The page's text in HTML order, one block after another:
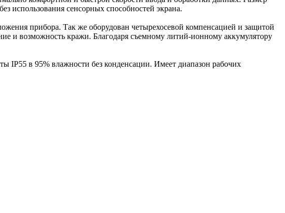
использования сенсорных способностей экрана.
прибора. Так же оборудован четырехосевой компенсацией и защитой
и возможность кражи. Благодаря съемному литий-ионному аккумулятору
IP55 в 95% влажности без конденсации. Имеет диапазон рабочих